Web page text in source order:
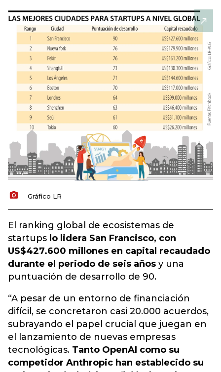
Gráfico LR
El ranking global de ecosistemas de
startups lo lidera San Francisco, con
US$427.600 millones en capital recaudado
durante el periodo de seis años y una
puntuación de desarrollo de 90.
“A pesar de un entorno de financiación
difícil, se concretaron casi 20.000 acuerdos,
subrayando el papel crucial que juegan en
el lanzamiento de nuevas empresas
tecnológicas. Tanto OpenAI como su
competidor Anthropic han establecido su